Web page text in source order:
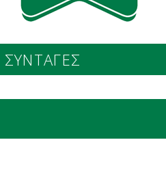
ΣΥΝΤΑΓΕΣ